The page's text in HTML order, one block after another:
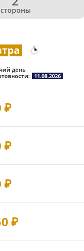
стороны
день
11.08.2026
₽
₽
₽
₽